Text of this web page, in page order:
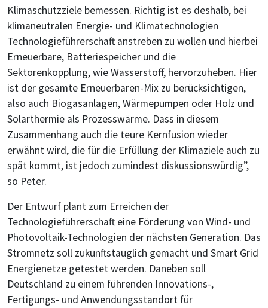
Klimaschutzziele bemessen. Richtig ist es deshalb, bei
klimaneutralen Energie- und Klimatechnologien
Technologieführerschaft anstreben zu wollen und hierbei
Erneuerbare, Batteriespeicher und die
Sektorenkopplung, wie Wasserstoff, hervorzuheben. Hier
ist der gesamte Erneuerbaren-Mix zu berücksichtigen,
also auch Biogasanlagen, Wärmepumpen oder Holz und
Solarthermie als Prozesswärme. Dass in diesem
Zusammenhang auch die teure Kernfusion wieder
erwähnt wird, die für die Erfüllung der Klimaziele auch zu
spät kommt, ist jedoch zumindest diskussionswürdig”,
so Peter.
Der Entwurf plant zum Erreichen der
Technologieführerschaft eine Förderung von Wind- und
Photovoltaik-Technologien der nächsten Generation. Das
Stromnetz soll zukunftstauglich gemacht und Smart Grid
Energienetze getestet werden. Daneben soll
Deutschland zu einem führenden Innovations-,
Fertigungs- und Anwendungsstandort für